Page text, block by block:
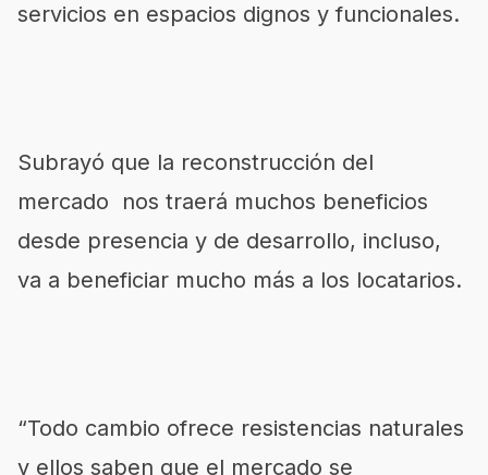
servicios en espacios dignos y funcionales.
Subrayó que la reconstrucción del
mercado nos traerá muchos beneficios
desde presencia y de desarrollo, incluso,
va a beneficiar mucho más a los locatarios.
“Todo cambio ofrece resistencias naturales
y ellos saben que el mercado se